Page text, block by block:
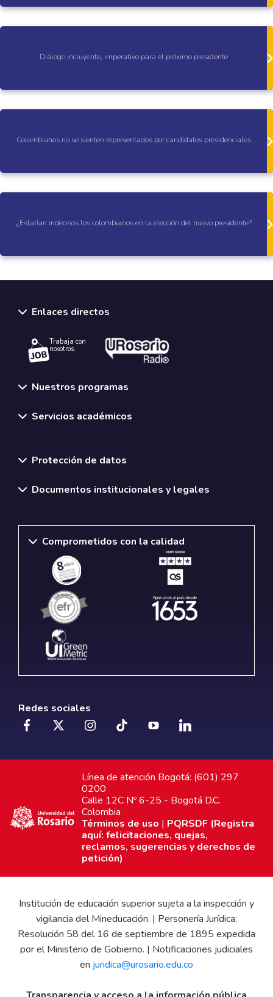
Diálogo incluyente, imperativo para el próximo presidente
Colombianos no se sienten representados por candidatos presidenciales
¿Estarían indecisos los colombianos en la elección del nuevo presidente?
Enlaces directos
Trabaja con
nosotros.
Nuestros programas
Servicios académicos
Protección de datos
Documentos institucionales y legales
Comprometidos con la calidad
Redes sociales
Línea de atención Bogotá: (601) 297
0200
Calle 12C Nº 6-25 - Bogotá D.C.
Colombia
Términos de uso | PQRSDF (Registra
aquí: felicitaciones, quejas,
reclamos, sugerencias y derechos de
petición)
Institución de educación superior sujeta a la inspección y
vigilancia del Mineducación. | Personería Jurídica:
Resolución 58 del 16 de septiembre de 1895 expedida
por el Ministerio de Gobierno. | Notificaciones judiciales
en juridica@urosario.edu.co